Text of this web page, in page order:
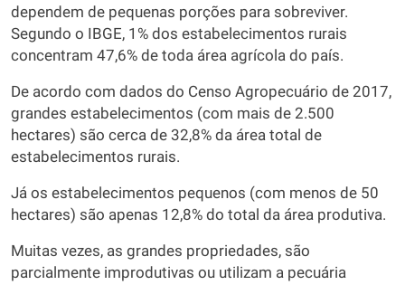
dependem de pequenas porções para sobreviver.
Segundo o IBGE, 1% dos estabelecimentos rurais
concentram 47,6% de toda área agrícola do país.
De acordo com dados do Censo Agropecuário de 2017,
grandes estabelecimentos (com mais de 2.500
hectares) são cerca de 32,8% da área total de
estabelecimentos rurais.
Já os estabelecimentos pequenos (com menos de 50
hectares) são apenas 12,8% do total da área produtiva.
Muitas vezes, as grandes propriedades, são
parcialmente improdutivas ou utilizam a pecuária